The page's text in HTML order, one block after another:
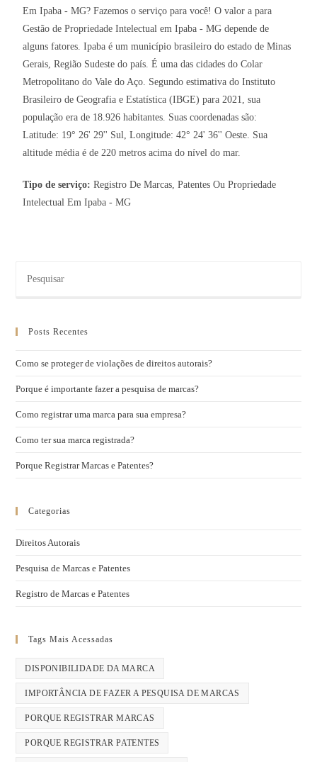
Em Ipaba - MG? Fazemos o serviço para você! O valor a para
Gestão de Propriedade Intelectual em Ipaba - MG depende de
alguns fatores. Ipaba é um município brasileiro do estado de Minas
Gerais, Região Sudeste do país. É uma das cidades do Colar
Metropolitano do Vale do Aço. Segundo estimativa do Instituto
Brasileiro de Geografia e Estatística (IBGE) para 2021, sua
população era de 18.926 habitantes. Suas coordenadas são:
Latitude: 19° 26' 29'' Sul, Longitude: 42° 24' 36'' Oeste. Sua
altitude média é de 220 metros acima do nível do mar.
Tipo de serviço:Registro De Marcas, Patentes Ou Propriedade
Intelectual Em Ipaba - MG
Posts Recentes
Como se proteger de violações de direitos autorais?
Porque é importante fazer a pesquisa de marcas?
Como registrar uma marca para sua empresa?
Como ter sua marca registrada?
Porque Registrar Marcas e Patentes?
Categorias
Direitos Autorais
Pesquisa de Marcas e Patentes
Registro de Marcas e Patentes
Tags Mais Acessadas
DISPONIBILIDADE DA MARCA
IMPORTÂNCIA DE FAZER A PESQUISA DE MARCAS
PORQUE REGISTRAR MARCAS
PORQUE REGISTRAR PATENTES